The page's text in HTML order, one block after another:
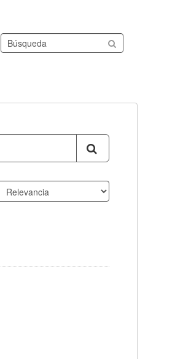
Buscar conjuntos de datos